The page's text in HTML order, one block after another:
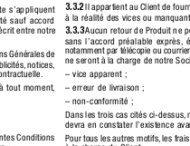
s’appliquent
sauf accord
entre notre
Générales de
notices,
à tout moment,
Conditions
3.3.2 Il appartient au Client de
à la réalité des vices ou
3.3.3Aucun retour de Produit ne
sans l’accord préalable exprès,
notamment par télécopie ou
ne seront à la charge de notre
– vice apparent ;
– erreur de livraison ;
– non-conformité ;
Dans les trois cas cités ci-dessus,
devra en constater l’existence
Pour tous les autres motifs, les